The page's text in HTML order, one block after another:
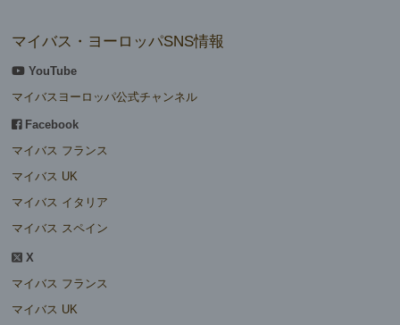
マイバス・ヨーロッパSNS情報
YouTube
マイバスヨーロッパ公式チャンネル
Facebook
マイバス フランス
マイバス UK
マイバス イタリア
マイバス スペイン
X
マイバス フランス
マイバス UK